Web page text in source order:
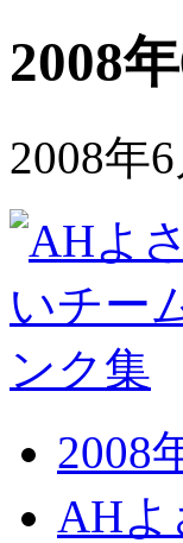
2008
2008年
2008
AH